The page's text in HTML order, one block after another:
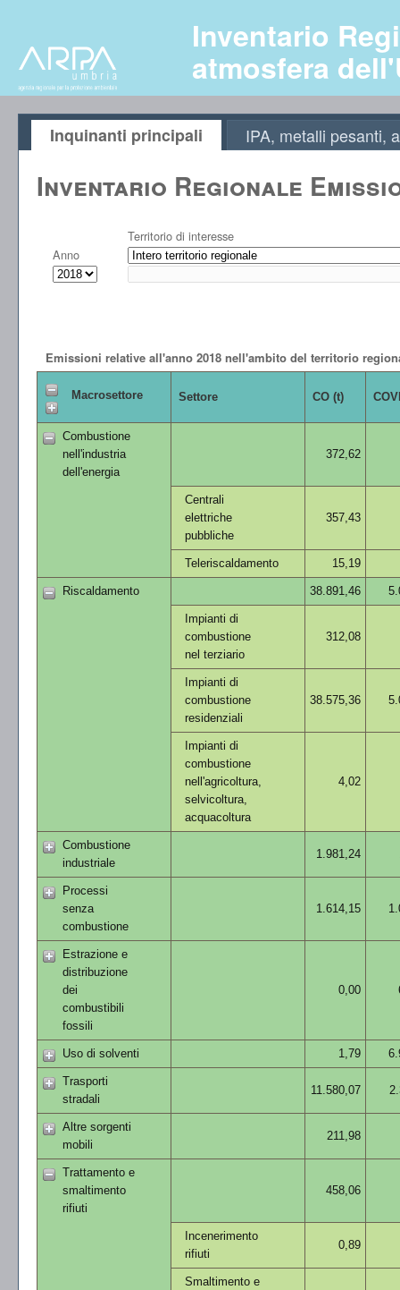
Inventario
atmosfera
Inquinanti principali IPA, metalli pesanti,
Inventario Regionale
Anno
Territorio di interesse
Emissioni relative all'anno 2018 nell'ambito del territorio
Macrosettore Settore CO (t)
Combustione
nell'industria
dell'energia
372,62
Centrali
elettriche
pubbliche
357,43
Teleriscaldamento 15,19
Riscaldamento 38.891,46
Impianti di
combustione
nel terziario
312,08
Impianti di
combustione
residenziali
38.575,36
Impianti di
combustione
nell'agricoltura,
selvicoltura,
acquacoltura
4,02
Combustione
industriale
1.981,24
Processi
senza
combustione
1.614,15
Estrazione e
distribuzione
dei
combustibili
fossili
0,00
Uso di solventi 1,79
Trasporti
stradali
11.580,07
Altre sorgenti
mobili
211,98
Trattamento e
smaltimento
rifiuti
458,06
Incenerimento
rifiuti
0,89
Smaltimento e